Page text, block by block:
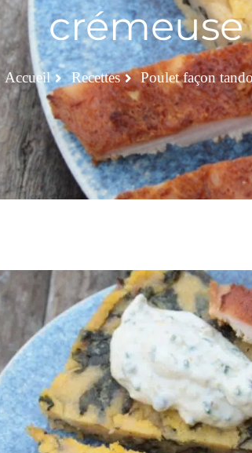
crémeuse
Accueil Recettes Poulet façon